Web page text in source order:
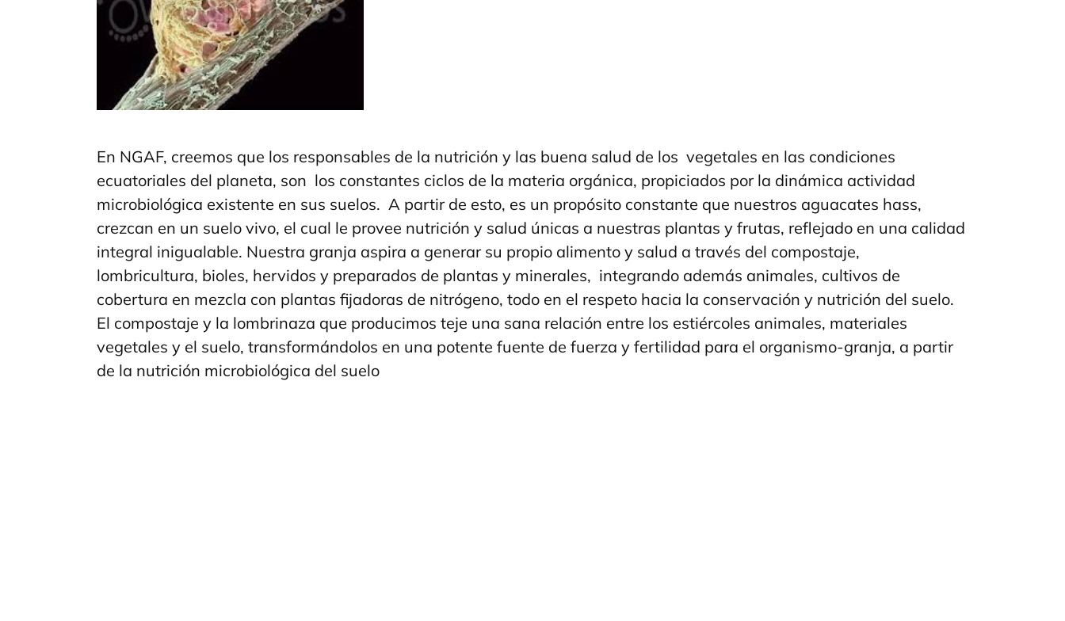
En NGAF, creemos que los responsables de la nutrición y las buena salud de los vegetales en las condiciones
ecuatoriales del planeta, son los constantes ciclos de la materia orgánica, propiciados por la dinámica actividad
microbiológica existente en sus suelos. A partir de esto, es un propósito constante que nuestros aguacates hass,
crezcan en un suelo vivo, el cual le provee nutrición y salud únicas a nuestras plantas y frutas, reflejado en una calidad
integral inigualable. Nuestra granja aspira a generar su propio alimento y salud a través del compostaje,
lombricultura, bioles, hervidos y preparados de plantas y minerales, integrando además animales, cultivos de
cobertura en mezcla con plantas fijadoras de nitrógeno, todo en el respeto hacia la conservación y nutrición del suelo.
El compostaje y la lombrinaza que producimos teje una sana relación entre los estiércoles animales, materiales
vegetales y el suelo, transformándolos en una potente fuente de fuerza y fertilidad para el organismo-granja, a partir
de la nutrición microbiológica del suelo